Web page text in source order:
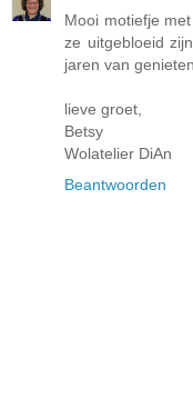
Mooi motiefje
ze uitgebloeid
jaren van
lieve groet,
Betsy
Wolatelier DiAn
Beantwoorden